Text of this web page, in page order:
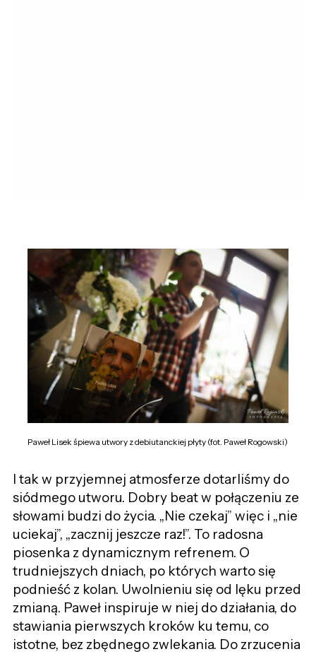
Paweł Lisek śpiewa utwory z debiutanckiej płyty (fot. Paweł Rogowski)
I tak w przyjemnej atmosferze dotarliśmy do
siódmego utworu. Dobry beat w połączeniu ze
słowami budzi do życia. „Nie czekaj” więc i „nie
uciekaj”, „zacznij jeszcze raz!”. To radosna
piosenka z dynamicznym refrenem. O
trudniejszych dniach, po których warto się
podnieść z kolan. Uwolnieniu się od lęku przed
zmianą. Paweł inspiruje w niej do działania, do
stawiania pierwszych kroków ku temu, co
istotne, bez zbędnego zwlekania. Do zrzucenia